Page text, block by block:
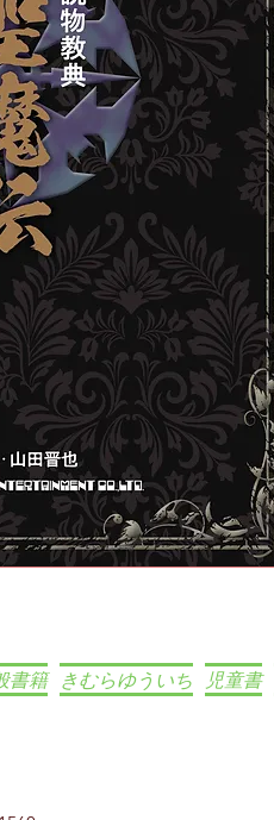
書籍 きむらゆういち 児童書